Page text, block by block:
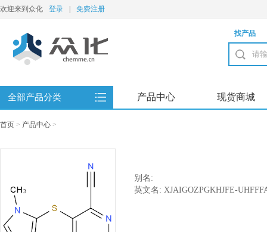
欢迎来到众化 登录 免费注册
找产品
全部产品分类 产品中心 现货商城
首页 > 产品中心 >
别名:
英文名: XJAIGOZPGKHJFE-